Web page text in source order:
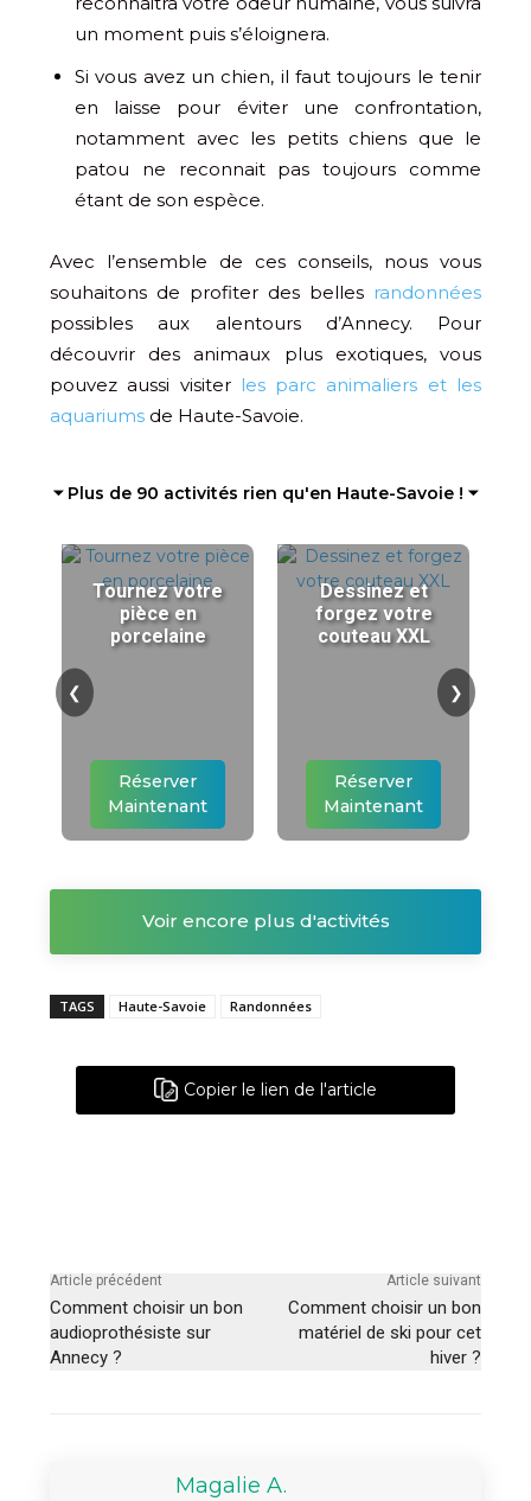
un moment puis s’éloignera.
Si vous avez un chien, il faut toujours le tenir
en laisse pour éviter une confrontation,
notamment avec les petits chiens que le
patou ne reconnait pas toujours comme
étant de son espèce.
Avec l’ensemble de ces conseils, nous vous
souhaitons de profiter des belles randonnées
possibles aux alentours d’Annecy. Pour
découvrir des animaux plus exotiques, vous
pouvez aussi visiter les parc animaliers et les
aquariums de Haute-Savoie.
⏷ Plus de 90 activités rien qu'en Haute-Savoie ! ⏷
Tournez votre
pièce en
porcelaine
Réserver
Maintenant
Dessinez et
forgez votre
couteau XXL
Réserver
Maintenant
❮ ❯
Voir encore plus d'activités
TAGS Haute-Savoie Randonnées
Copier le lien de l'article
Article précédent
Comment choisir un bon
audioprothésiste sur
Annecy ?
Article suivant
Comment choisir un bon
matériel de ski pour cet
hiver ?
Magalie A.